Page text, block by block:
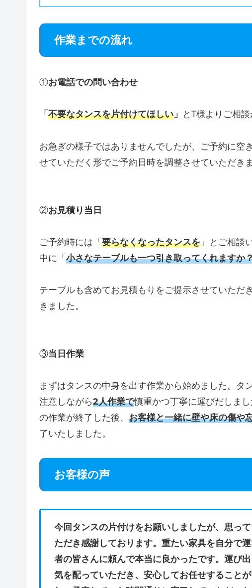
作業までの流れ
①お電話での問い合わせ
「 不要なタンスを片付けてほしい 」 とT様よりご相談
お急ぎの様子ではありませんでしたが、ご予約に空
せていただく形でご予約日時を調整させていただきま
②お見積り当日
ご予約時には「 要らなくなったタンスを 」とご相談
中に「 小さなテーブルも一つ引き取ってくれますか
テーブルも含めてお見積もりをご提示させていただ
きました。
③当日作業
まずはタンスの中身を出す作業から始めました。タ
注意しながら2人作業で慎重かつ丁寧に運びだしま
の作業が終了した後、 お客様と一緒に壁や床の傷や
了いたしました。
お客様の声
今回タンスの片付けをお願いしましたが、思っ
ただき感謝しております。重たい家具を自分で
者の皆さんに頼んで本当に良かったです。運び
気を配っていただき、安心してお任せすること